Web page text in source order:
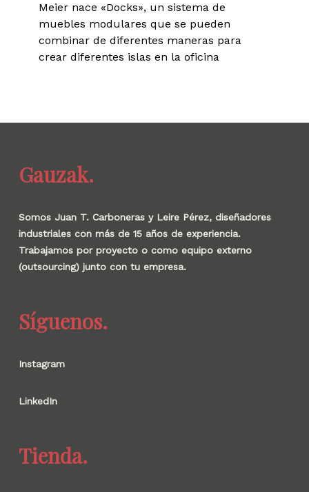
Meier nace «Docks», un sistema de
muebles modulares que se pueden
combinar de diferentes maneras para
crear diferentes islas en la oficina
Gauzak.
Somos Juan T. Carboneras y Leire Pérez, diseñadores
industriales con más de 15 años de experiencia.
Trabajamos por proyecto o como equipo externo
(outsourcing) junto con tu empresa.
Síguenos.
Instagram
LinkedIn
Tienda.